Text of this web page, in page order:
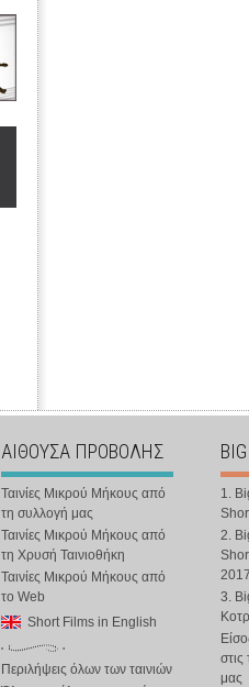
ΑΙΘΟΥΣΑ ΠΡΟΒΟΛΗΣ
Ταινίες Μικρού Μήκους από
τη συλλογή μας
Ταινίες Μικρού Μήκους από
τη Χρυσή Ταινιοθήκη
Ταινίες Μικρού Μήκους από
το Web
Short Films in English
Περιλήψεις όλων των ταινιών
1.
2.
3.
στις
μας